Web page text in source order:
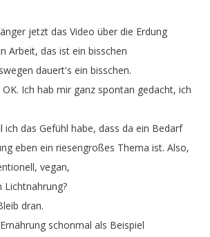
jetzt das Video über die Erdung
Arbeit, das ist ein bisschen
dauert's ein bisschen.
OK. Ich hab mir ganz spontan gedacht, ich
ich das Gefühl habe, dass da ein Bedarf
eben ein riesengroßes Thema ist. Also,
, vegan,
Lichtnahrung?
dran.
Ernährung schonmal als Beispiel